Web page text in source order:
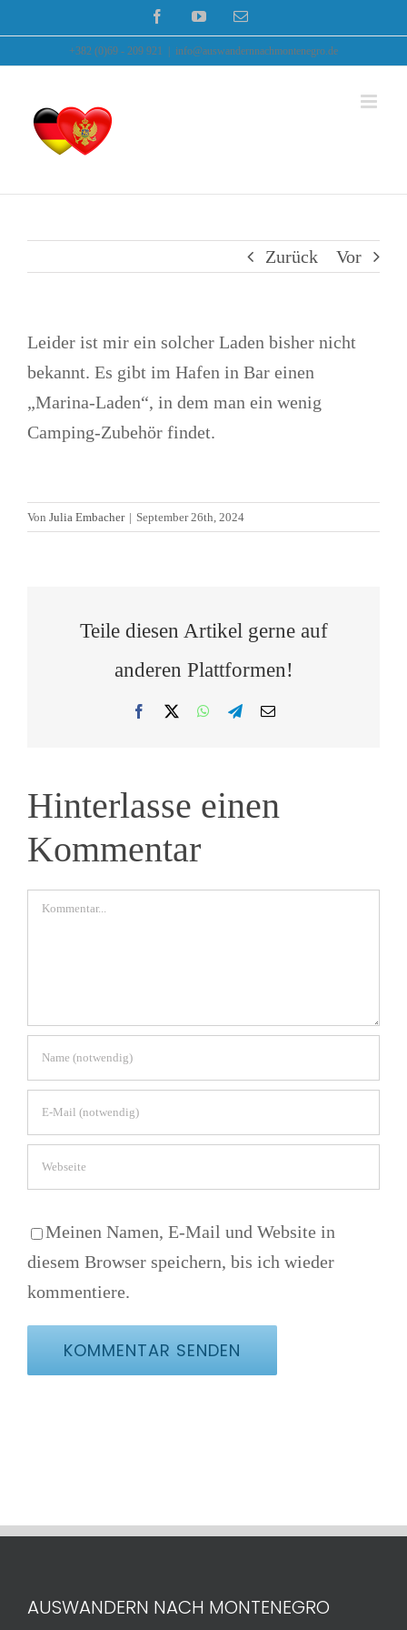
FacebookYouTubeE-
+382 (0)69 - 209 921 info@auswandernnachmontenegro.de
Zurück Vor
Leider ist mir ein solcher Laden bisher nicht
bekannt. Es gibt im Hafen in Bar einen
„Marina-Laden“, in dem man ein wenig
Camping-Zubehör findet.
Von Julia Embacher | September 26th, 2024
Teile diesen Artikel gerne auf
anderen Plattformen!
Facebook WhatsApp
Telegram
E-
Hinterlasse einen
Kommentar
Kommentar
Meinen Namen, E-Mail und Website in
diesem Browser speichern, bis ich wieder
kommentiere.
AUSWANDERN NACH MONTENEGRO